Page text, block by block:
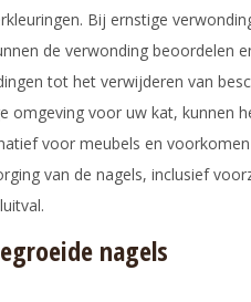
Bij ernstige
de verwonding beoordelen
tot het verwijderen van
omgeving voor uw kat, kunnen
voor meubels en
van de nagels, inclusief
nagels